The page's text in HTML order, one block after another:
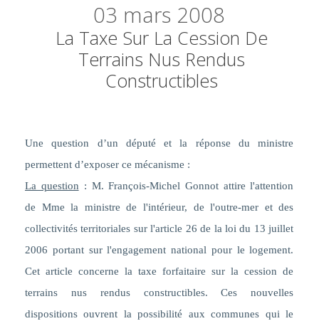
03 mars 2008
La Taxe Sur La Cession De
Terrains Nus Rendus
Constructibles
Une question d’un député et la réponse du ministre
permettent d’exposer ce mécanisme :
La question : M. François-Michel Gonnot attire l'attention
de Mme la ministre de l'intérieur, de l'outre-mer et des
collectivités territoriales sur l'article 26 de la loi du 13 juillet
2006 portant sur l'engagement national pour le logement.
Cet article concerne la taxe forfaitaire sur la cession de
terrains nus rendus constructibles. Ces nouvelles
dispositions ouvrent la possibilité aux communes qui le